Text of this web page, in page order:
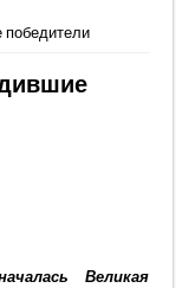
Великая